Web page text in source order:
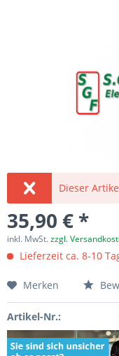
Dieser
35,90 € *
inkl. MwSt.zzgl.
Lieferzeit ca. 8-10
Merken
Artikel-Nr.: